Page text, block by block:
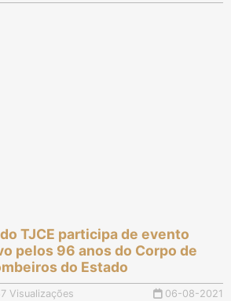
TJCE participa de evento
pelos 96 anos do Corpo de
do Estado
Visualizações 06-08-2021